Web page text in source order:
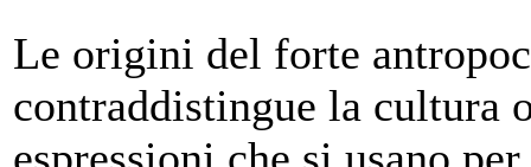
Le origini del forte
contraddistingue la cultura